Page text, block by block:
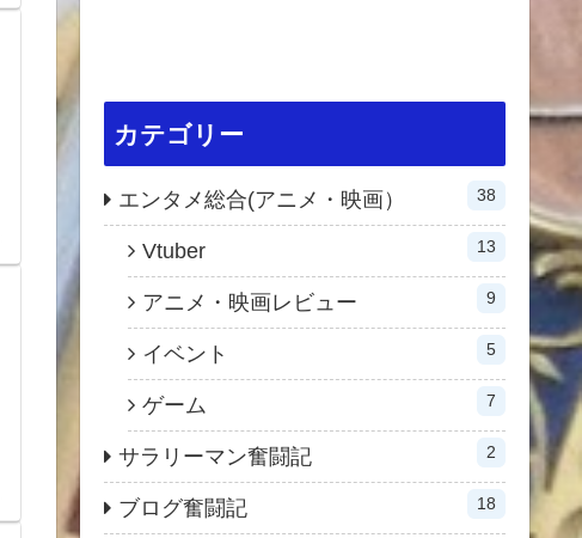
カテゴリー
エンタメ総合(アニメ・映画） 38
Vtuber 13
アニメ・映画レビュー 9
イベント 5
ゲーム 7
サラリーマン奮闘記 2
ブログ奮闘記 18